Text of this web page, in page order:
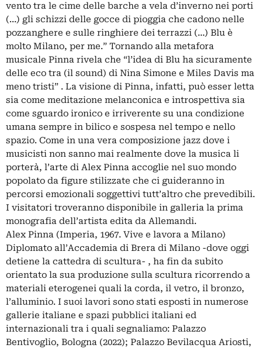
vento tra le cime delle barche a vela d’inverno nei porti
(…) gli schizzi delle gocce di pioggia che cadono nelle
pozzanghere e sulle ringhiere dei terrazzi (…) Blu è
molto Milano, per me.” Tornando alla metafora
musicale Pinna rivela che “l’idea di Blu ha sicuramente
delle eco tra (il sound) di Nina Simone e Miles Davis ma
meno tristi” . La visione di Pinna, infatti, può esser letta
sia come meditazione melanconica e introspettiva sia
come sguardo ironico e irriverente su una condizione
umana sempre in bilico e sospesa nel tempo e nello
spazio. Come in una vera composizione jazz dove i
musicisti non sanno mai realmente dove la musica li
porterà, l’arte di Alex Pinna accoglie nel suo mondo
popolato da figure stilizzate che ci guideranno in
percorsi emozionali soggettivi tutt’altro che prevedibili.
I visitatori troveranno disponibile in galleria la prima
monografia dell’artista edita da Allemandi.
Alex Pinna (Imperia, 1967. Vive e lavora a Milano)
Diplomato all’Accademia di Brera di Milano -dove oggi
detiene la cattedra di scultura- , ha fin da subito
orientato la sua produzione sulla scultura ricorrendo a
materiali eterogenei quali la corda, il vetro, il bronzo,
l’alluminio. I suoi lavori sono stati esposti in numerose
gallerie italiane e spazi pubblici italiani ed
internazionali tra i quali segnaliamo: Palazzo
Bentivoglio, Bologna (2022); Palazzo Bevilacqua Ariosti,